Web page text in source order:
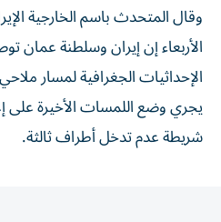
وقال المتحدث باسم الخارجية
الأربعاء إن إيران وسلطنة عمان
الإحداثيات الجغرافية لمسار
يجري وضع اللمسات الأخيرة على
شريطة عدم تدخل أطراف ثالثة.